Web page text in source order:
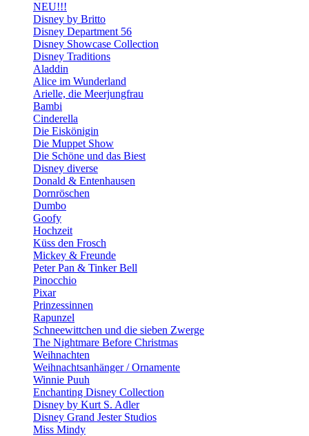
NEU!!!
Disney by Britto
Disney Department 56
Disney Showcase Collection
Disney Traditions
Aladdin
Alice im Wunderland
Arielle, die Meerjungfrau
Bambi
Cinderella
Die Eiskönigin
Die Muppet Show
Die Schöne und das Biest
Disney diverse
Donald & Entenhausen
Dornröschen
Dumbo
Goofy
Hochzeit
Küss den Frosch
Mickey & Freunde
Peter Pan & Tinker Bell
Pinocchio
Pixar
Prinzessinnen
Rapunzel
Schneewittchen und die sieben Zwerge
The Nightmare Before Christmas
Weihnachten
Weihnachtsanhänger / Ornamente
Winnie Puuh
Enchanting Disney Collection
Disney by Kurt S. Adler
Disney Grand Jester Studios
Miss Mindy